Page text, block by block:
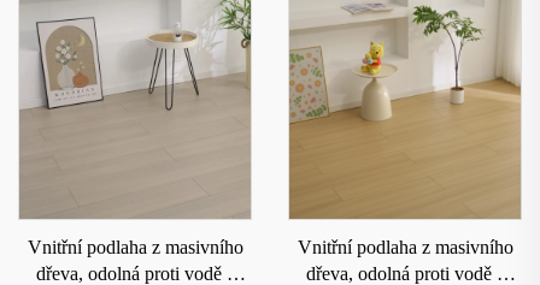
Vnitřní podlaha z masivního
dřeva, odolná proti vodě a
Vnitřní podlaha z masivního
dřeva, odolná proti vodě a